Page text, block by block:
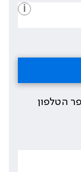
i
הטלפון